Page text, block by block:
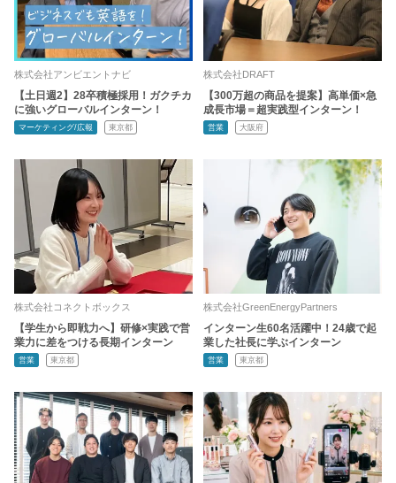
株式会社アンビエントナビ
【土日週2】28卒積極採用！ガクチカ
に強いグローバルインターン！
マーケティング/広報 東京都
株式会社DRAFT
【300万超の商品を提案】高単価×急
成長市場＝超実践型インターン！
営業 大阪府
株式会社コネクトボックス
【学生から即戦力へ】研修×実践で営
業力に差をつける長期インターン
営業 東京都
株式会社GreenEnergyPartners
インターン生60名活躍中！24歳で起
業した社長に学ぶインターン
営業 東京都